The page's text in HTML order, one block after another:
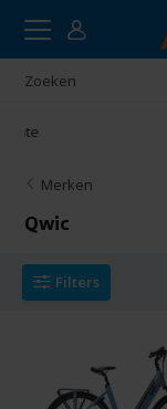
Merken
Qwic
Filters